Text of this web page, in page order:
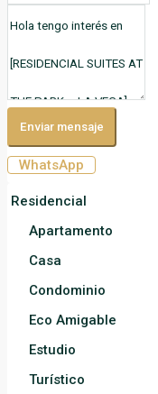
Enviar mensaje
WhatsApp
Residencial
Apartamento
Casa
Condominio
Eco Amigable
Estudio
Turístico